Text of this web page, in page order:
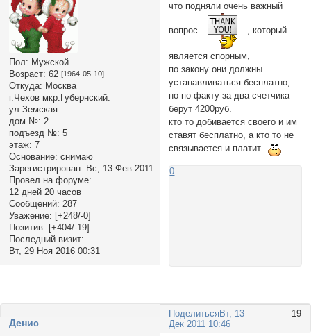
Пол: Мужской
Возраст: 62 [1964-05-10]
Откуда: Москва
г.Чехов мкр.Губернский:
ул.Земская
дом №: 2
подъезд №: 5
этаж: 7
Основание: снимаю
Зарегистрирован: Вс, 13 Фев 2011
Провел на форуме:
12 дней 20 часов
Сообщений: 287
Уважение: [+248/-0]
Позитив: [+404/-19]
Последний визит:
Вт, 29 Ноя 2016 00:31
что подняли очень важный
вопрос , который
является спорным,
по закону они должны
устанавливаться бесплатно,
но по факту за два счетчика
берут 4200руб.
кто то добивается своего и им
ставят бесплатно, а кто то не
связывается и платит
0
Поделиться 19
Вт, 13
Дек 2011 10:46
Денис